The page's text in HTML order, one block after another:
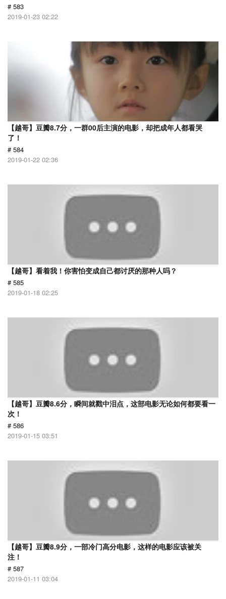
# 583
2019-01-23 02:22
【越哥】豆瓣8.7分，一群00后主演的电影，却把成年人都看哭
了！
# 584
2019-01-22 02:36
【越哥】看着我！你害怕变成自己都讨厌的那种人吗？
# 585
2019-01-18 02:25
【越哥】豆瓣8.6分，瞬间就戳中泪点，这部电影无论如何都要看一
次！
# 586
2019-01-15 03:51
【越哥】豆瓣8.9分，一部冷门高分电影，这样的电影应该被关
注！
# 587
2019-01-11 03:04